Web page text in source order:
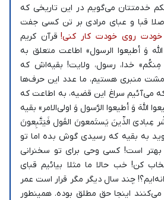
خدمتتان می‌گویم در این تاریخی که
اصلا قبا و عبای مرادی بر تن کسی جفت
خودت روی خودت کار کنی! قرآن کریم
وَ أطیعوا الرسول» اطاعت متعلق به
مِنکُم» خدا، رسول، ولایت! بقیه‌اش که
منبری‌ هستیم، ما عدد این حرف‌ها
که می‌آئیم سراغ این قضیه، به اطاعت که
اللهَ وَ أطیعوا الرَّسول وَ اولی‌الامر» بقیه
عِبادیَ الذّینَ یَستَمعونَ القَول فَیَتَّبِعونَ
به بقیه که رسیدی گوش بده اما تو
بهتر است! کسی وحی برای تو سخنرانی
کن! خب حالا ما مثلا بیائیم قبای
چند سال دیگر مگر قرار است عمر
اینجا حق مطلق بوده. همینطور